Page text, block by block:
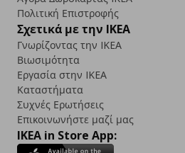
Πολιτική Επιστροφής
Σχετικά με την IKEA
Γνωρίζοντας την IKEA
Βιωσιμότητα
Εργασία στην IKEA
Καταστήματα
Συχνές Ερωτήσεις
Επικοινωνήστε μαζί μας
IKEA in Store App: